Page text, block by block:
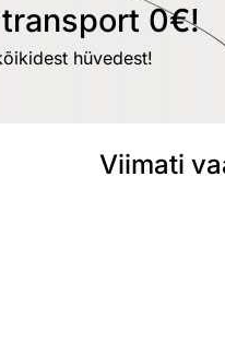
0€!
hüvedest!
Viimati